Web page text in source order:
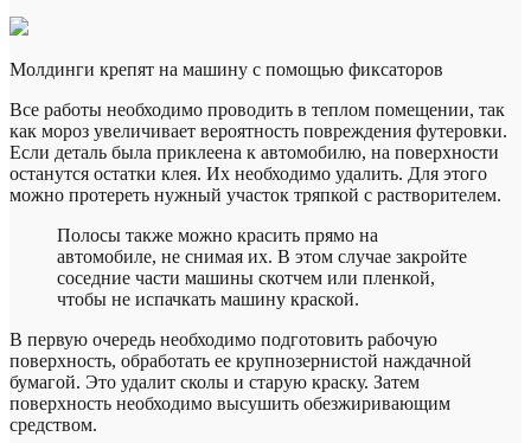
Молдинги крепят на машину с помощью фиксаторов
Все работы необходимо проводить в теплом помещении, так
как мороз увеличивает вероятность повреждения футеровки.
Если деталь была приклеена к автомобилю, на поверхности
останутся остатки клея. Их необходимо удалить. Для этого
можно протереть нужный участок тряпкой с растворителем.
Полосы также можно красить прямо на
автомобиле, не снимая их. В этом случае закройте
соседние части машины скотчем или пленкой,
чтобы не испачкать машину краской.
В первую очередь необходимо подготовить рабочую
поверхность, обработать ее крупнозернистой наждачной
бумагой. Это удалит сколы и старую краску. Затем
поверхность необходимо высушить обезжиривающим
средством.